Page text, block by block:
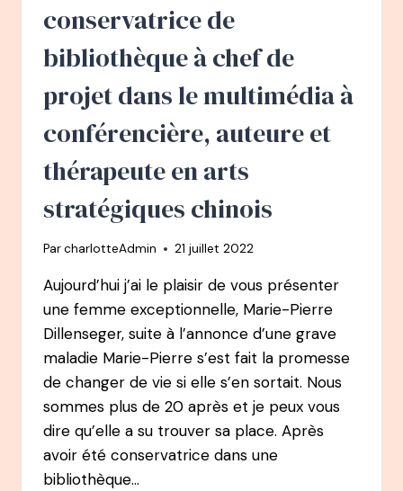
FONDATRICE
DU
YOGASCOPE
conservatrice de
bibliothèque à chef de
projet dans le multimédia à
conférencière, auteure et
thérapeute en arts
stratégiques chinois
ParcharlotteAdmin 21 juillet 2022
Aujourd’hui j’ai le plaisir de vous présenter
une femme exceptionnelle, Marie-Pierre
Dillenseger, suite à l’annonce d’une grave
maladie Marie-Pierre s’est fait la promesse
de changer de vie si elle s’en sortait. Nous
sommes plus de 20 après et je peux vous
dire qu’elle a su trouver sa place. Après
avoir été conservatrice dans une
bibliothèque…